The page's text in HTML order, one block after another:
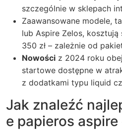
szczególnie w sklepach
Zaawansowane modele,
lub Aspire Zelos,
350 zł – zależnie od
Nowości z 2024 roku
startowe dostępne w
z dodatkami typu liquid
Jak znaleźć
e papieros aspire